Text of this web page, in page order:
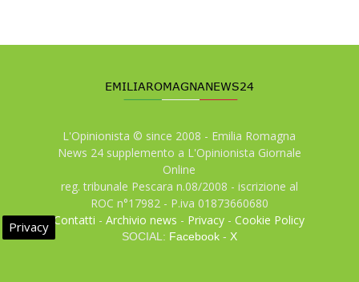
L'Opinionista © since 2008 - Emilia Romagna
News 24 supplemento a L'Opinionista Giornale
Online
reg. tribunale Pescara n.08/2008 - iscrizione al
ROC n°17982 - P.iva 01873660680
Contatti -Archivio news - Privacy -Cookie Policy
SOCIAL: Facebook- X
Privacy